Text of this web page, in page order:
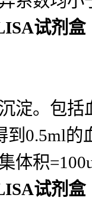
试剂盒
淀。包
到0.5ml的
体积
试剂盒